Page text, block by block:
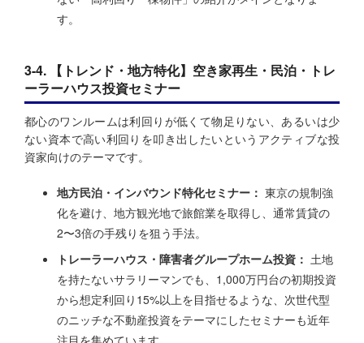
す。
3-4. 【トレンド・地方特化】空き家再生・民泊・トレ
ーラーハウス投資セミナー
都心のワンルームは利回りが低くて物足りない、あるいは少
ない資本で高い利回りを叩き出したいというアクティブな投
資家向けのテーマです。
地方民泊・インバウンド特化セミナー： 東京の規制強
化を避け、地方観光地で旅館業を取得し、通常賃貸の
2〜3倍の手残りを狙う手法。
トレーラーハウス・障害者グループホーム投資： 土地
を持たないサラリーマンでも、1,000万円台の初期投資
から想定利回り15%以上を目指せるような、次世代型
のニッチな不動産投資をテーマにしたセミナーも近年
注目を集めています。